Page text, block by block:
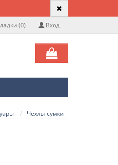
Вход
(0)
Чехлы-сумки